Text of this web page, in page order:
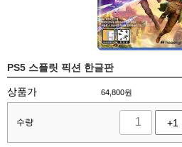
PS5 스플릿 픽션 한글판
상품가 64,800원
수량 +1